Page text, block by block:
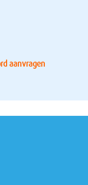
aanvragen